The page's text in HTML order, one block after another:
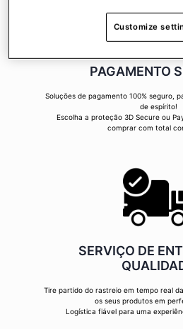
PAGAMENTO
Soluções de pagamento 100% seguro,
de espírito!
Escolha a proteção 3D Secure ou
comprar com total
SERVIÇO DE
Tire partido do rastreio em tempo real
os seus produtos em
Logística fiável para uma
Customize